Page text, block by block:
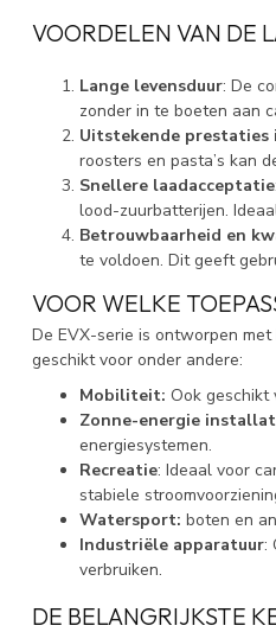
VOORDELEN VAN DE
Lange levensduur: De
zonder in te boeten aan
Uitstekende prestaties
roosters en pasta’s kan
Snellere laadacceptatie
lood-zuurbatterijen.
Betrouwbaarheid en
te voldoen. Dit geeft
VOOR WELKE
De EVX-serie is ontworpen
geschikt voor onder andere:
Mobiliteit: Ook
Zonne-energie
energiesystemen.
Recreatie: Ideaal voor
stabiele
Watersport: boten en
Industriële apparatuur:
verbruiken.
DE BELANGRIJKSTE